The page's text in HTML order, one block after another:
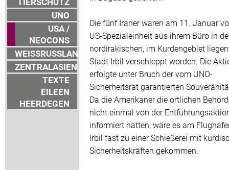
UNO
USA /
NEOCONS
WEISSRUSSLAND
ZENTRALASIEN
TEXTE
EILEEN
HEERDEGEN
Die fünf Iraner waren am 11. Januar
US-Spezialeinheit aus ihrem Büro in
nordirakischen, im Kurdengebiet
Stadt Irbil verschleppt worden. Die
erfolgte unter Bruch der vom UNO-
Sicherheitsrat garantierten
Da die Amerikaner die örtlichen
nicht einmal von der
informiert hatten, wäre es am
Irbil fast zu einer Schießerei mit
Sicherheitskräften gekommen.